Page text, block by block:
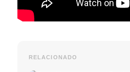
RELACIONADO